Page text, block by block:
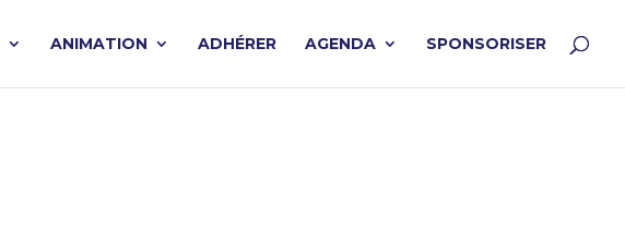
ANIMATION ADHÉRER AGENDA SPONSORISER